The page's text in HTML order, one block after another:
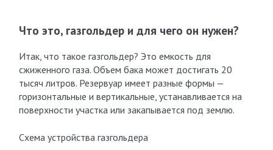
Что это, газгольдер и для чего он нужен?
Итак, что такое газгольдер? Это емкость для
сжиженного газа. Объем бака может достигать 20
тысяч литров. Резервуар имеет разные формы —
горизонтальные и вертикальные, устанавливается на
поверхности участка или закапывается под землю.
Схема устройства газгольдера